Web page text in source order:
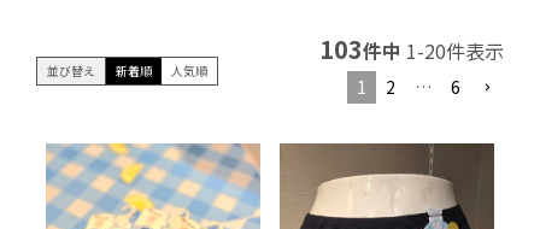
並び替え 新着順 人気順
103件中 1-20件表示
1 2 … 6